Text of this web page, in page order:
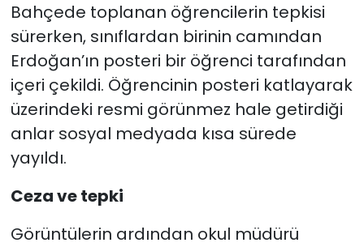
Bahçede toplanan öğrencilerin tepkisi
sürerken, sınıflardan birinin camından
Erdoğan’ın posteri bir öğrenci tarafından
içeri çekildi. Öğrencinin posteri katlayarak
üzerindeki resmi görünmez hale getirdiği
anlar sosyal medyada kısa sürede
yayıldı.
Ceza ve tepki
Görüntülerin ardından okul müdürü